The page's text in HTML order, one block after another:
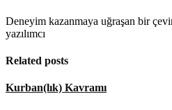
Deneyim kazanmaya uğraşan bir
yazılımcı
Related posts
Kurban(lık) Kavramı